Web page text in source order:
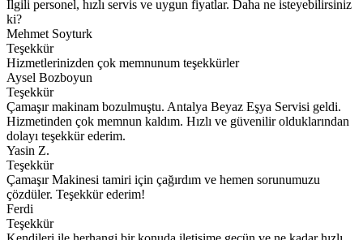
İlgili personel, hızlı servis ve uygun fiyatlar. Daha ne isteyebilirsiniz
ki?
Mehmet Soyturk
Teşekkür
Hizmetlerinizden çok memnunum teşekkürler
Aysel Bozboyun
Teşekkür
Çamaşır makinam bozulmuştu. Antalya Beyaz Eşya Servisi geldi.
Hizmetinden çok memnun kaldım. Hızlı ve güvenilir olduklarından
dolayı teşekkür ederim.
Yasin Z.
Teşekkür
Çamaşır Makinesi tamiri için çağırdım ve hemen sorunumuzu
çözdüler. Teşekkür ederim!
Ferdi
Teşekkür